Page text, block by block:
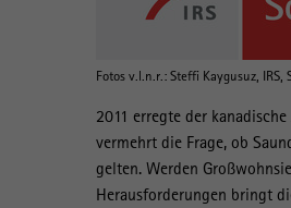
Fotos v.l.n.r.: Steffi Kaygusuz,
2011 erregte der
vermehrt die Frage, ob
gelten. Werden
Herausforderungen bringt